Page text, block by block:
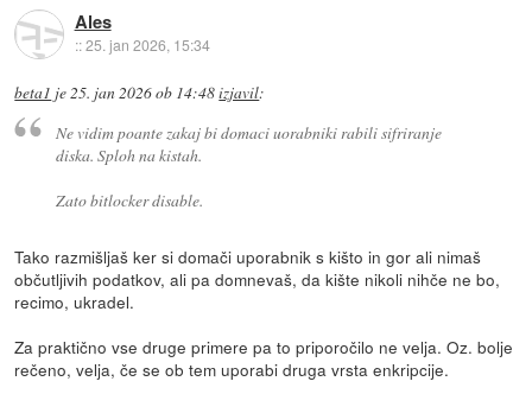
Ales
::25. jan 2026, 15:34
beta1 je25. jan 2026 ob 14:48izjavil:
Ne vidim poante zakaj bi domaci uorabniki rabili sifriranje
diska. Sploh na kistah.
Zato bitlocker disable.
Tako razmišljaš ker si domači uporabnik s kišto in gor ali nimaš
občutljivih podatkov, ali pa domnevaš, da kište nikoli nihče ne bo,
recimo, ukradel.
Za praktično vse druge primere pa to priporočilo ne velja. Oz. bolje
rečeno, velja, če se ob tem uporabi druga vrsta enkripcije.